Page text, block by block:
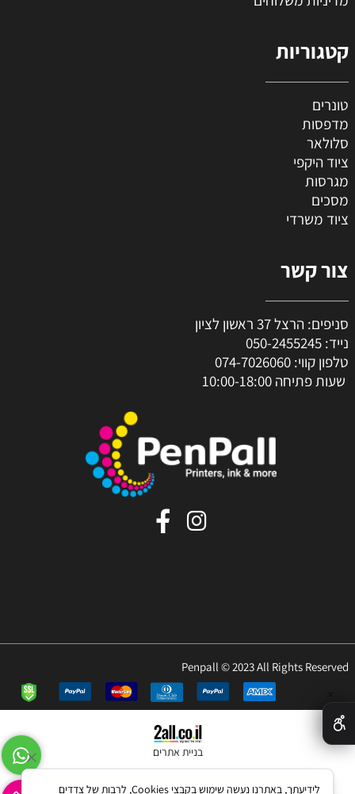
קטגוריות
טונרים
מדפסות
סלולאר
ציוד היקפי
מגרסות
מסכים
ציוד משרדי
צור קשר
סניפים: הרצל 37 ראשון לציון
נייד: 050-2455245
טלפון קווי: 074-7026060
שעות פתיחה 10:00-18:00
Penpall © 2023 All Rights Reserved
בניית אתרים
לידיעתך, באתרנו נעשה שימוש בקבצי Cookies, לרבות של צדדים